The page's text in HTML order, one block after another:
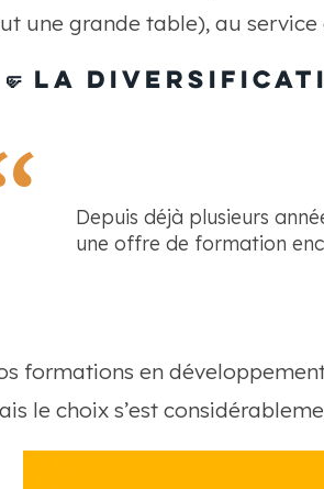
une grande table), au service
La
Depuis déjà plusieurs
une offre de formation
formations en
le choix s’est